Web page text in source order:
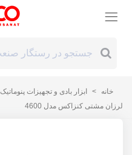
خانه > ابزار بادی و تجهیزات پنوماتیک
لرزان مشتی کنزاکس مدل 4600